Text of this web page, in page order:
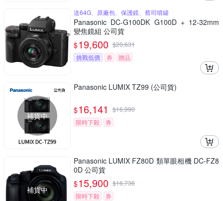
送64G、原廠包、保護鏡、蔡司噴罐
Panasonic DC-G100DK G100D + 12-32mm
變焦鏡組 公司貨
$19,600 $20,631
挑戰低價
券 贈品
補貨中
Panasonic LUMIX TZ99 (公司貨)
$16,141 $16,990
限時下殺
券
補貨中
Panasonic LUMIX FZ80D 類單眼相機 DC-FZ8
0D 公司貨
$15,900 $16,736
限時下殺
券